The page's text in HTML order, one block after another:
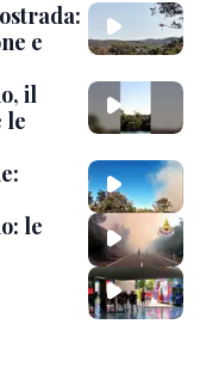
e
il
le
le